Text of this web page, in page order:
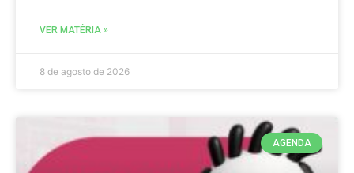
VER MATÉRIA »
8 de agosto de 2026
AGENDA